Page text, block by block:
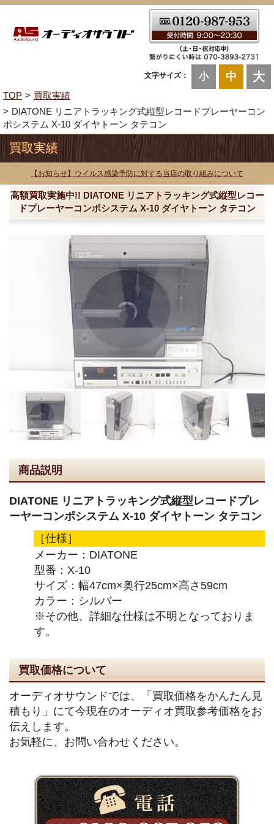
文字サイズ： 小 中 大
TOP
買取実績
DIATONE リニアトラッキング式縦型レコードプレーヤーコン
ポシステム X-10 ダイヤトーン タテコン
買取実績
【お知らせ】ウイルス感染予防に対する当店の取り組みについて
高額買取実施中!! DIATONE リニアトラッキング式縦型レコー
ドプレーヤーコンポシステム X-10 ダイヤトーン タテコン
商品説明
DIATONE リニアトラッキング式縦型レコードプレ
ーヤーコンポシステム X-10 ダイヤトーン タテコン
［仕様］
メーカー：DIATONE
型番：X-10
サイズ：幅47cm×奥行25cm×高さ59cm
カラー：シルバー
※その他、詳細な仕様は不明となっておりま
す。
買取価格について
オーディオサウンドでは、「買取価格をかんたん見
積もり」にて今現在のオーディオ買取参考価格をお
伝えします。
お気軽に、お問い合わせください。